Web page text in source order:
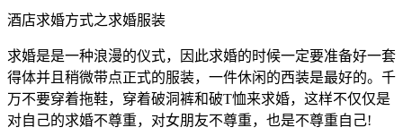
酒店求婚方式之求婚服装
求婚是是一种浪漫的仪式，因此求婚的时候一定要准备好一套
得体并且稍微带点正式的服装，一件休闲的西装是最好的。千
万不要穿着拖鞋，穿着破洞裤和破T恤来求婚，这样不仅仅是
对自己的求婚不尊重，对女朋友不尊重，也是不尊重自己!